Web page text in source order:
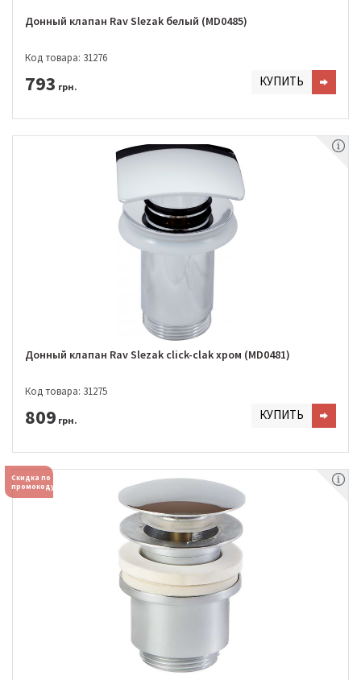
Донный клапан Rav Slezak белый (MD0485)
Код товара: 31276
793 грн. КУПИТЬ
Донный клапан Rav Slezak click-clak хром (MD0481)
Код товара: 31275
809 грн. КУПИТЬ
Скидка по
промокоду